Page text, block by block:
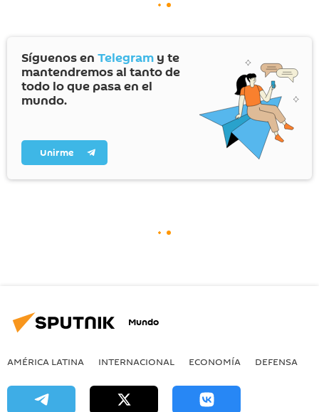
Síguenos en Telegram y te
mantendremos al tanto de
todo lo que pasa en el
mundo.
Unirme
Mundo
AMÉRICA LATINA INTERNACIONAL ECONOMÍA DEFENSA